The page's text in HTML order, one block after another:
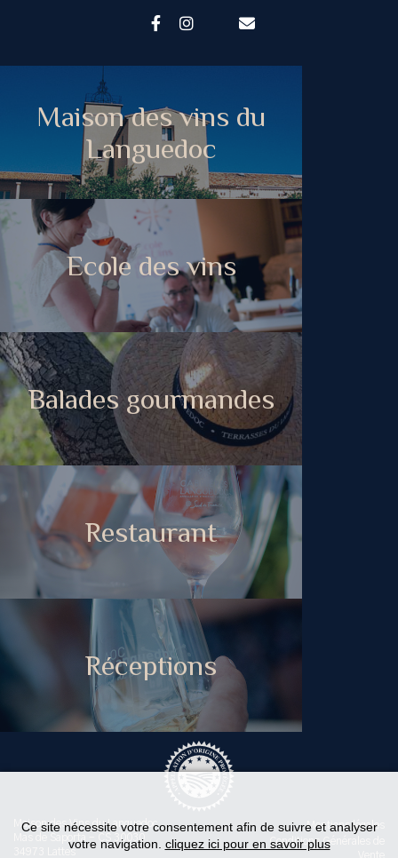
Maison des vins du
Languedoc
Ecole des vins
Balades gourmandes
Restaurant
Réceptions
Maison des Vins du Languedoc
Mas de Saporta - CS 30030
34973 Lattes
Mentions légales
Conditions Générales de
Ce site nécessite votre consentement afin de suivre et analyser
votre navigation. cliquez ici pour en savoir plus